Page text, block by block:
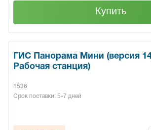
Купить
ГИС Панорама Мини (версия
Рабочая станция)
1536
Срок поставки: 5-7 дней